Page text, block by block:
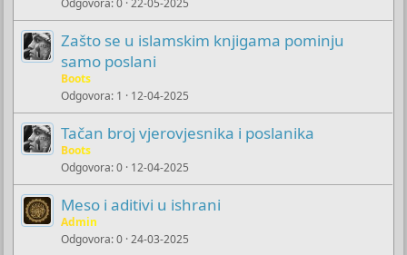
Odgovora 0 22-05-2025
Zašto se u islamskim knjigama pominju
samo poslani
Boots
Odgovora 1 12-04-2025
Tačan broj vjerovjesnika i poslanika
Boots
Odgovora 0 12-04-2025
Meso i aditivi u ishrani
Admin
Odgovora 0 24-03-2025